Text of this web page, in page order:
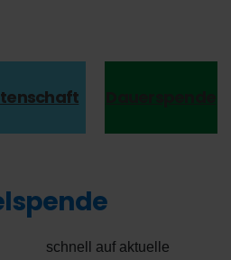
schnell auf aktuelle